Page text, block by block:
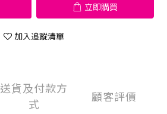
立即購買
加入追蹤清單
送貨及付款方
式
顧客評價